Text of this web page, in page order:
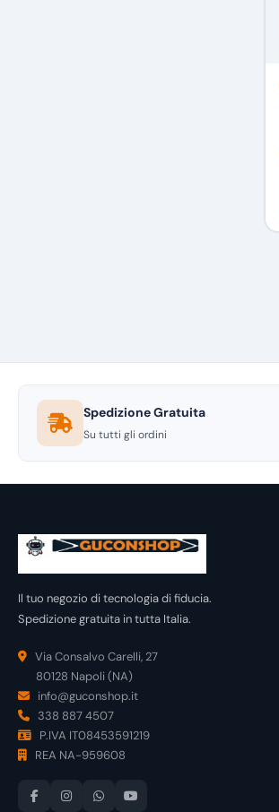
Spedizione Gratuita
Su tutti gli ordini
Il tuo negozio di tecnologia di fiducia.
Spedizione gratuita in tutta Italia.
Via Consalvo Carelli, 27
80128 Napoli (NA)
info@guconshop.it
338 887 4507
P.IVA IT08453591219
REA NA-959608